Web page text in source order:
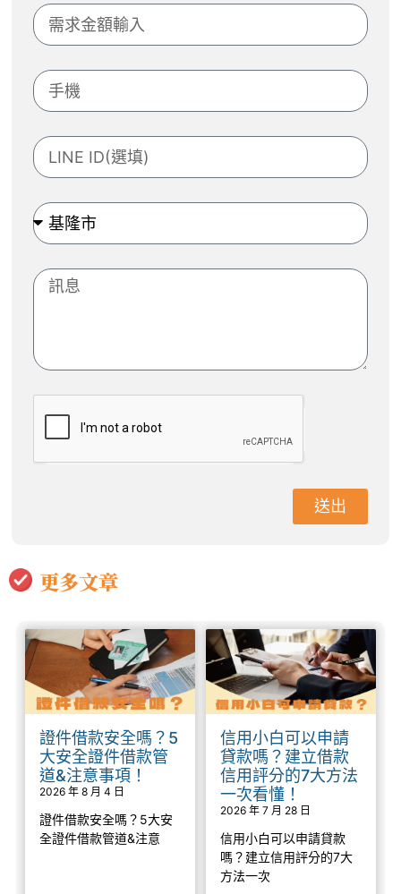
送出
更多文章
證件借款安全嗎？5
大安全證件借款管
道&注意事項！
2026 年 8 月 4 日
證件借款安全嗎？5大安
全證件借款管道&注意
信用小白可以申請
貸款嗎？建立借款
信用評分的7大方法
一次看懂！
2026 年 7 月 28 日
信用小白可以申請貸款
嗎？建立信用評分的7大
方法一次